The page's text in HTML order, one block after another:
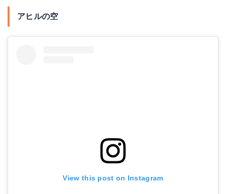
アヒルの空
View this post on Instagram